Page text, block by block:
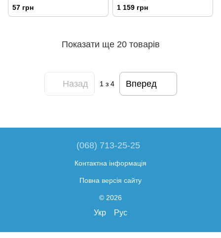
57 грн 1 159 грн
Показати ще 20 товарів
Назад 1з 4 Вперед
(068) 713-25-25
Контактна інформація
Повна версія сайту
© 2026
Укр Рус